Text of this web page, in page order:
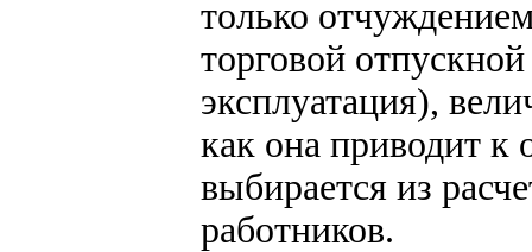
только
торговой
эксплуатация),
как она приводит
выбирается из
работников.